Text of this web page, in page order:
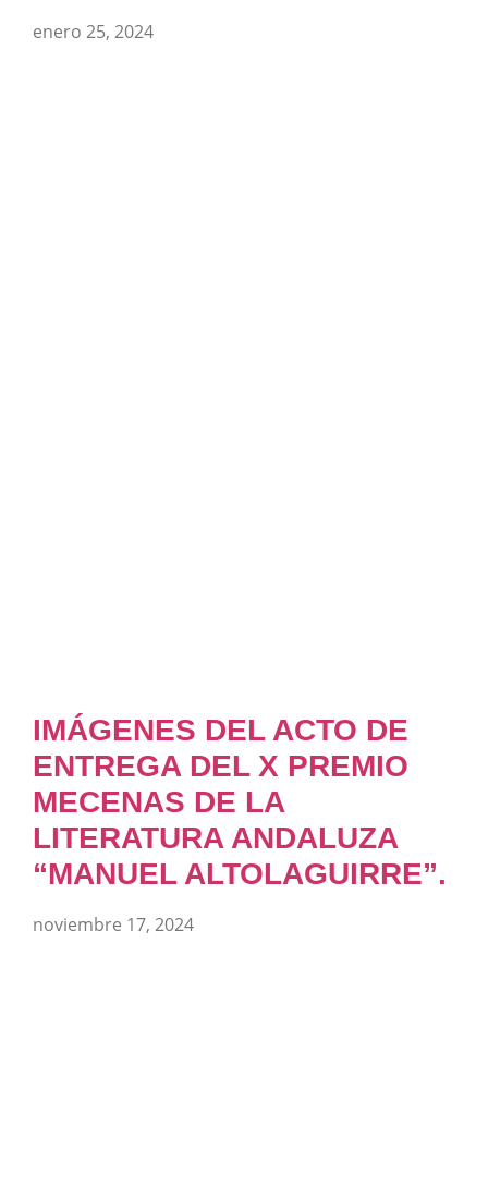
enero 25, 2024
IMÁGENES DEL ACTO DE
ENTREGA DEL X PREMIO
MECENAS DE LA
LITERATURA ANDALUZA
“MANUEL ALTOLAGUIRRE”.
noviembre 17, 2024